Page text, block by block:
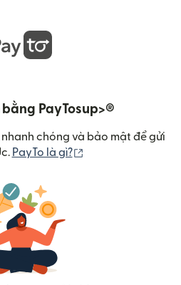
PayTosup>®
chóng và bảo mật để gửi
PayTo là gì?